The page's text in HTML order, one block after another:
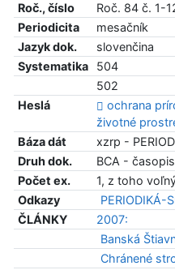
Roč., číslo
Roč. 84 č. 1-
Periodicita
mesačník
Jazyk dok.
slovenčina
Systematika
504
502
Heslá
ochrana
životné
Báza dát
xzrp -
Druh dok.
BCA -
Počet ex.
1, z toho
Odkazy
PERIODIKÁ-
ČLÁNKY
2007:
Banská
Chránené